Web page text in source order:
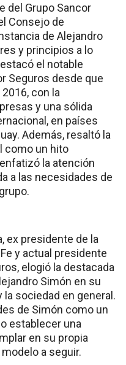
del Grupo Sancor
Consejo de
de Alejandro
y principios a lo
el notable
Seguros desde que
con la
y una sólida
en países
Además, resaltó la
como un hito
la atención
a las necesidades de
ex presidente de la
y actual presidente
elogió la destacada
Simón en su
sociedad en general.
de Simón como un
establecer una
en su propia
a seguir.